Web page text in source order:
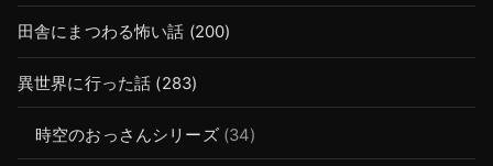
田舎にまつわる怖い話 (200)
異世界に行った話 (283)
時空のおっさんシリーズ(34)